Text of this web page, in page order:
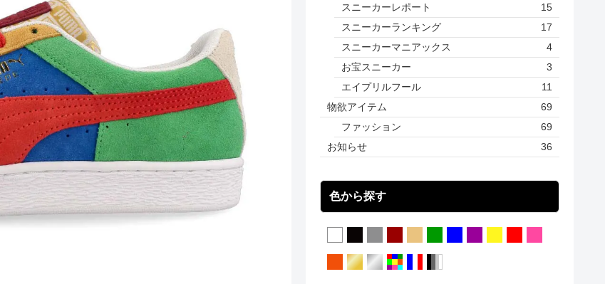
スニーカーレポート
15
スニーカーランキング
17
スニーカーマニアックス
4
お宝スニーカー
3
エイプリルフール
11
物欲アイテム
69
ファッション
69
お知らせ
36
色から探す